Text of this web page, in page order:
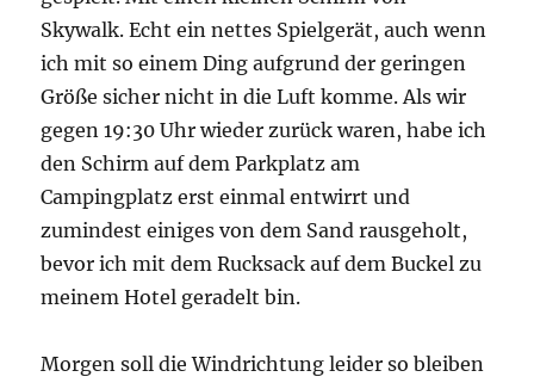
Skywalk. Echt ein nettes Spielgerät, auch wenn
ich mit so einem Ding aufgrund der geringen
Größe sicher nicht in die Luft komme. Als wir
gegen 19:30 Uhr wieder zurück waren, habe ich
den Schirm auf dem Parkplatz am
Campingplatz erst einmal entwirrt und
zumindest einiges von dem Sand rausgeholt,
bevor ich mit dem Rucksack auf dem Buckel zu
meinem Hotel geradelt bin.
Morgen soll die Windrichtung leider so bleiben